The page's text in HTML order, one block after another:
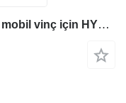
Liebherr LIEBHERR LTM VARIOS mobil vinç için HY9073747 ateşleme bobini